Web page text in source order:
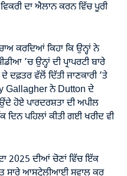
ਦਾ ਐਲਾਨ ਕਰਨ ਵਿੱਚ ਪੂਰੀ
ਕਰਦਿਆਂ ਕਿਹਾ ਕਿ ਉਨ੍ਹਾਂ ਨੇ
’ਚ ਉਨ੍ਹਾਂ ਦੀ ਪ੍ਰਾਪਰਟੀ ਬਾਰੇ
ਦਫ਼ਤਰ ਵੱਲੋਂ ਦਿੱਤੀ ਜਾਣਕਾਰੀ ’ਤੇ
Gallagher ਨੇ Dutton ਦੇ
ਹੋਏ ਪਾਰਦਰਸ਼ਤਾ ਦੀ ਅਪੀਲ
ਪਹਿਲਾਂ ਕੀਤੀ ਗਈ ਖਰੀਦ ਵੀ
2025 ਦੀਆਂ ਚੋਣਾਂ ਵਿੱਚ ਇੱਕ
ਸਾਰੇ ਆਸਟ੍ਰੇਲੀਆਈ ਸਵਾਲ ਕਰ